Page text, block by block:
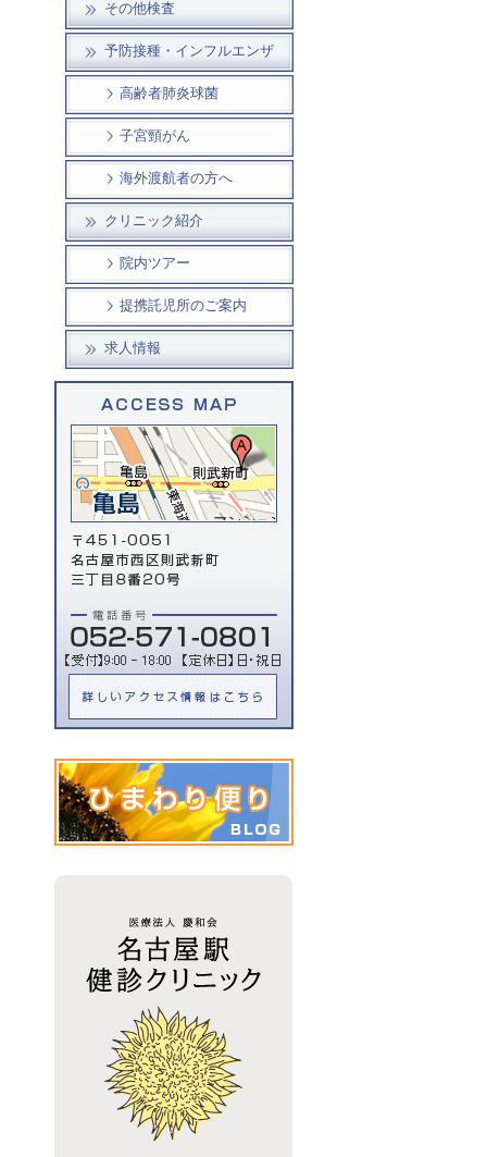
その他検査
予防接種・インフルエンザ
高齢者肺炎球菌
子宮頸がん
海外渡航者の方へ
クリニック紹介
院内ツアー
提携託児所のご案内
求人情報